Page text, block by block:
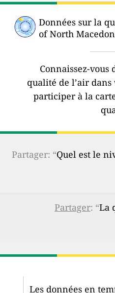
Données sur la
of North
Connaissez-vous
qualité de l’air
participer à la
Partager: “Quel est le
Partager: “La
Les données en